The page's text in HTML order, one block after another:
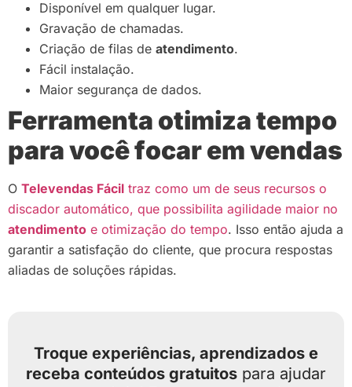
Disponível em qualquer lugar.
Gravação de chamadas.
Criação de filas de atendimento.
Fácil instalação.
Maior segurança de dados.
Ferramenta otimiza tempo
para você focar em vendas
O Televendas Fácil traz como um de seus recursos o
discador automático, que possibilita agilidade maior no
atendimento e otimização do tempo. Isso então ajuda a
garantir a satisfação do cliente, que procura respostas
aliadas de soluções rápidas.
Troque experiências, aprendizados e
receba conteúdos gratuitos para ajudar